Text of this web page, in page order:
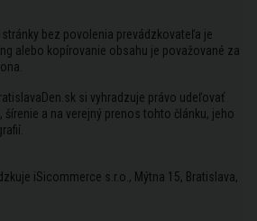
bez povolenia prevádzkovateľa je
alebo kopírovanie obsahu je považované za
si vyhradzuje právo udeľovať
a na verejný prenos tohto článku, jeho
iSicommerce s.r.o., Mýtna 15, Bratislava,